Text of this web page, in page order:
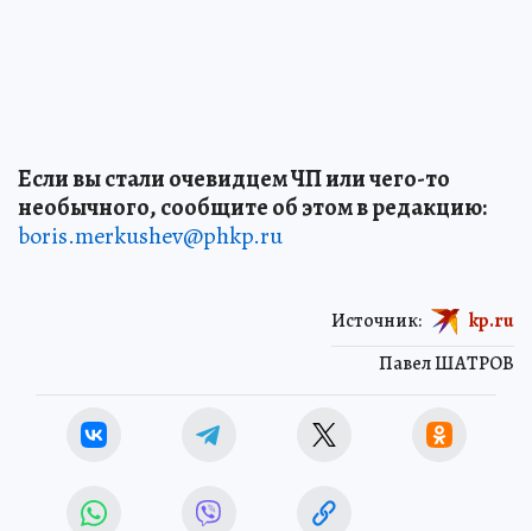
Если вы стали очевидцем ЧП или чего-то
необычного, сообщите об этом в редакцию:
boris.merkushev@phkp.ru
Павел ШАТРОВ
Источник: kp.ru